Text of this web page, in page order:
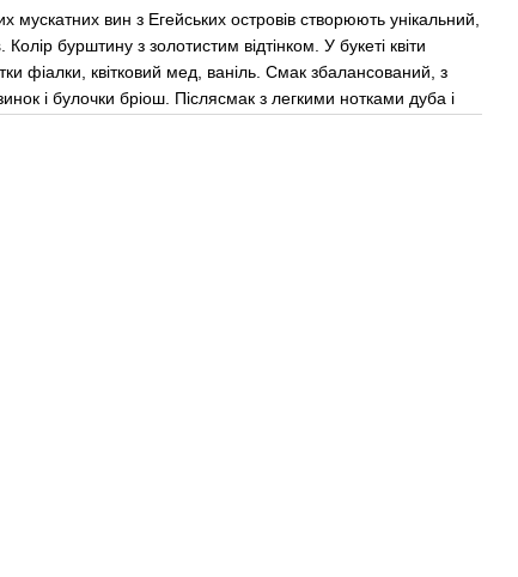
мускатних вин з Егейських островів створюють унікальний,
бурштину з золотистим відтінком. У букеті квіти
фіалки, квітковий мед, ваніль. Смак збалансований, з
і булочки бріош. Післясмак з легкими нотками дуба і